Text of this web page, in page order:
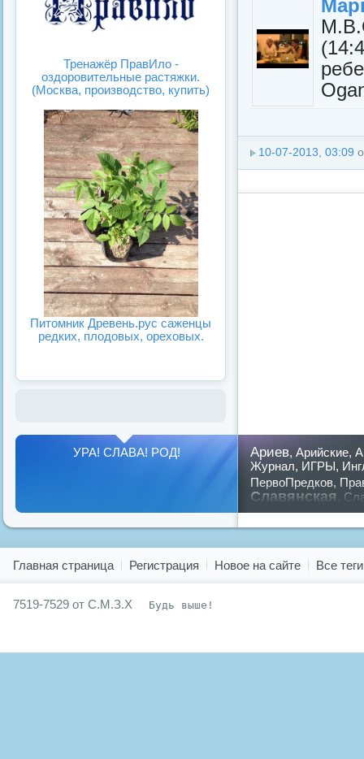
10-07-2013, 03:09
Тренажёр ПравИло -
оздоровительные растяжки.
(Москва, производство, купить)
Питомник Древень.рус саженцы
редких, плодовых, ореховых.
Ариев, Арийские,
Журнал, ИГРЫ,
ПервоПредков,
Славянская
русский,славян
УРА! СЛАВА! РОД!
Главная страница Регистрация Новое на сайте Все теги
7519-7529 от С.М.З.Х Будь выше!